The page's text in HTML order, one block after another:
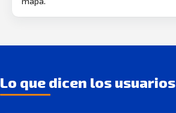
Lo que dicen los usuarios